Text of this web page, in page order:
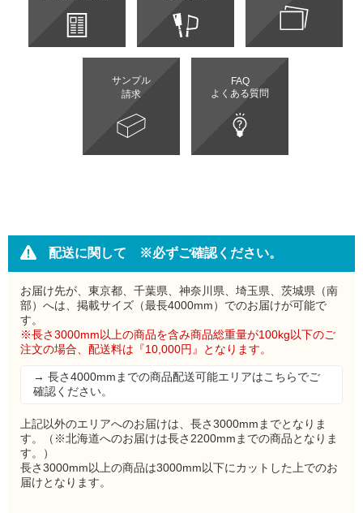
サンプル
請求
FAQ
よくある質問
配送に関して ※必ずご確認ください。
お届け先が、東京都、千葉県、神奈川県、埼玉県、茨城県（南
部）へは、掲載サイズ（最長4000mm）でのお届けが可能で
す。
※長さ3000mm以上の商品を含み商品総重量が100kg以下のご
注文の場合、配送料は『10,000円』となります。
→ 長さ4000mmまでの商品配送可能エリアはこちらでご
確認ください。
上記以外のエリアへのお届けは、長さ3000mmまでとなりま
す。（※北海道へのお届けは長さ2200mmまでの商品となりま
す。）
長さ3000mm以上の商品は3000mm以下にカットした上でのお
届けとなります。